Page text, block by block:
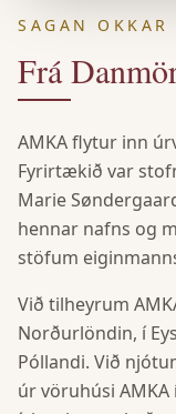
SAGAN OKKAR
Frá
AMKA flytur inn
Fyrirtækið var
Marie
hennar nafns og
stöfum
Við tilheyrum
Norðurlöndin, í
Póllandi. Við
úr vöruhúsi